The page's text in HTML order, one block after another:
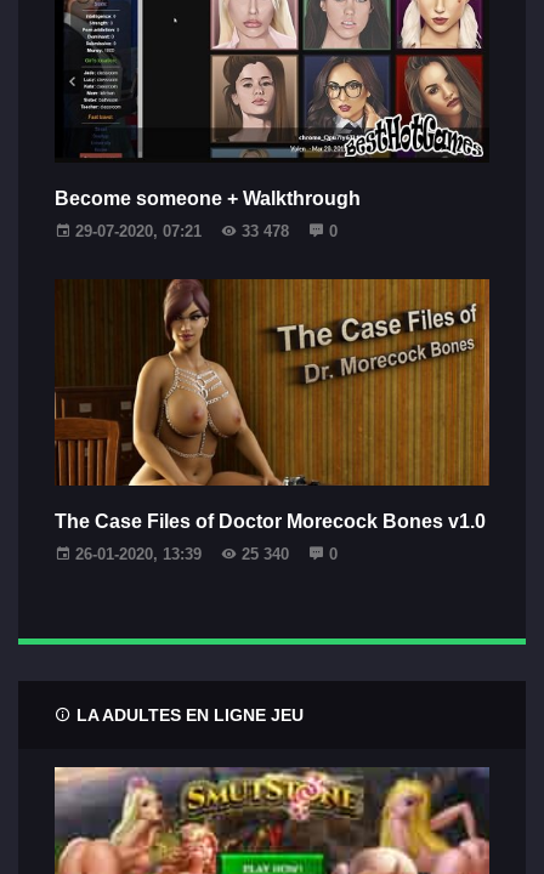
Become someone + Walkthrough
29-07-2020, 07:21 33 478 0
The Case Files of Doctor Morecock Bones v1.0
26-01-2020, 13:39 25 340 0
LA ADULTES EN LIGNE JEU